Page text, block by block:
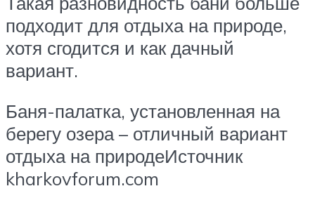
подходит для отдыха на природе,
хотя сгодится и как дачный
вариант.
Баня-палатка, установленная на
берегу озера – отличный вариант
отдыха на природеИсточник
kharkovforum.com